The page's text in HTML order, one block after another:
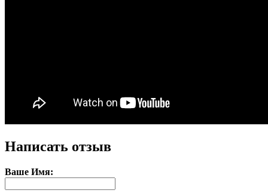
Написать отзыв
Ваше Имя: